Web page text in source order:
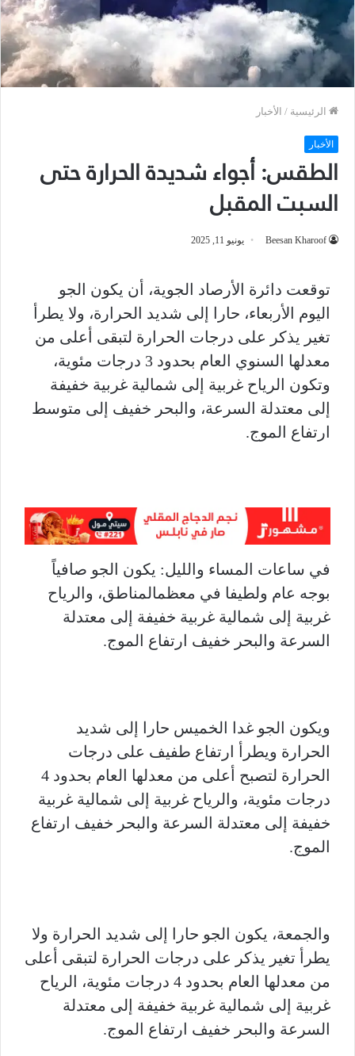
الرئيسية / الأخبار
الأخبار
الطقس: أجواء شديدة الحرارة حتى
السبت المقبل
Beesan Kharoof يونيو 11, 2025
توقعت دائرة الأرصاد الجوية، أن يكون الجو
اليوم الأربعاء، حارا إلى شديد الحرارة، ولا يطرأ
تغير يذكر على درجات الحرارة لتبقى أعلى من
معدلها السنوي العام بحدود 3 درجات مئوية،
وتكون الرياح غربية إلى شمالية غربية خفيفة
إلى معتدلة السرعة، والبحر خفيف إلى متوسط
ارتفاع الموج.
في ساعات المساء والليل: يكون الجو صافياً
بوجه عام ولطيفا في معظمالمناطق، والرياح
غربية إلى شمالية غربية خفيفة إلى معتدلة
السرعة والبحر خفيف ارتفاع الموج.
ويكون الجو غدا الخميس حارا إلى شديد
الحرارة ويطرأ ارتفاع طفيف على درجات
الحرارة لتصبح أعلى من معدلها العام بحدود 4
درجات مئوية، والرياح غربية إلى شمالية غربية
خفيفة إلى معتدلة السرعة والبحر خفيف ارتفاع
الموج.
والجمعة، يكون الجو حارا إلى شديد الحرارة ولا
يطرأ تغير يذكر على درجات الحرارة لتبقى أعلى
من معدلها العام بحدود 4 درجات مئوية، الرياح
غربية إلى شمالية غربية خفيفة إلى معتدلة
السرعة والبحر خفيف ارتفاع الموج.